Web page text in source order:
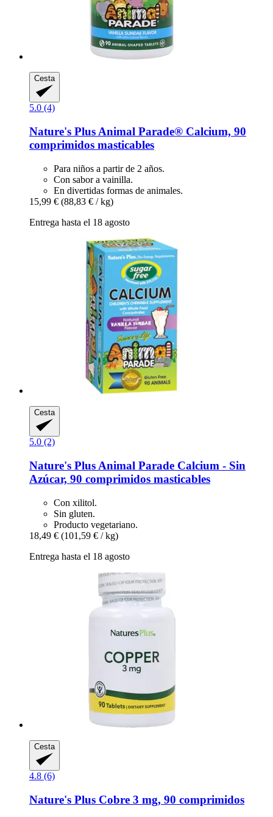
Cesta
5.0 (4)
Nature's Plus Animal Parade® Calcium, 90
comprimidos masticables
Para niños a partir de 2 años.
Con sabor a vainilla.
En divertidas formas de animales.
15,99 € (88,83 € / kg)
Entrega hasta el 18 agosto
Cesta
5.0 (2)
Nature's Plus Animal Parade Calcium -​ Sin
Azúcar, 90 comprimidos masticables
Con xilitol.
Sin gluten.
Producto vegetariano.
18,49 € (101,59 € / kg)
Entrega hasta el 18 agosto
Cesta
4.8 (6)
Nature's Plus Cobre 3 mg, 90 comprimidos